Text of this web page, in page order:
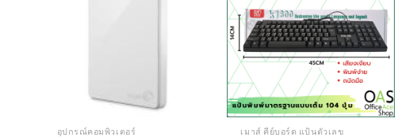
อุปกรณ์คอมพิวเตอร์ เมาส์ คีย์บอร์ด แป้นตัวเลข